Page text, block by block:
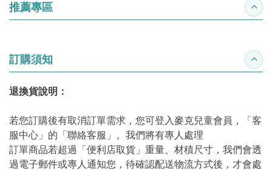
推薦專區 收合
訂購須知 收合
退換貨說明：
若您訂購後有取消訂單需求，您可登入麥克兒童會員，「客
服中心」的「聯絡客服」。我們將有專人處理
訂單商品若超過「便利店取貨」重量、材積尺寸，我們會透
過電子郵件或專人通知您，待確認配送物流方式後，才會處